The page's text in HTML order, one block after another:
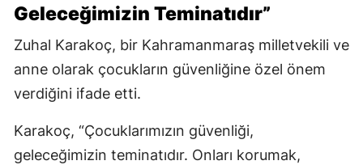
Geleceğimizin Teminatıdır”
Zuhal Karakoç, bir Kahramanmaraş milletvekili ve
anne olarak çocukların güvenliğine özel önem
verdiğini ifade etti.
Karakoç, “Çocuklarımızın güvenliği,
geleceğimizin teminatıdır. Onları korumak,